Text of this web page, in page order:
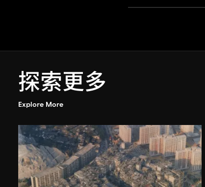
探索更多
Explore More